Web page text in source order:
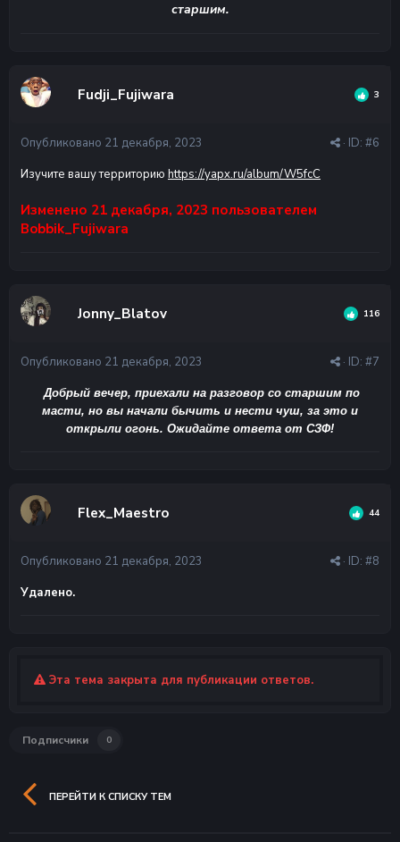
старшим.
Fudji_Fujiwara 3
· ID: #6
Опубликовано 21 декабря, 2023
Изучите вашу территорию https://yapx.ru/album/W5fcC
Изменено 21 декабря, 2023 пользователем
Bobbik_Fujiwara
Jonny_Blatov 116
· ID: #7
Опубликовано 21 декабря, 2023
Добрый вечер, приехали на разговор со старшим по
масти, но вы начали бычить и нести чуш, за это и
открыли огонь. Ожидайте ответа от СЗФ!
Flex_Maestro 44
· ID: #8
Опубликовано 21 декабря, 2023
Удалено.
Эта тема закрыта для публикации ответов.
Подписчики 0
ПЕРЕЙТИ К СПИСКУ ТЕМ